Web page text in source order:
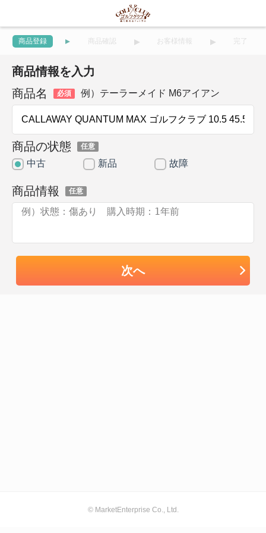
商品登録 商品確認 お客様情報 完了
商品情報を入力
商品名
必須 例）テーラーメイド M6アイアン
商品の状態 任意
中古 新品 故障
商品情報 任意
次へ
© MarketEnterprise Co., Ltd.